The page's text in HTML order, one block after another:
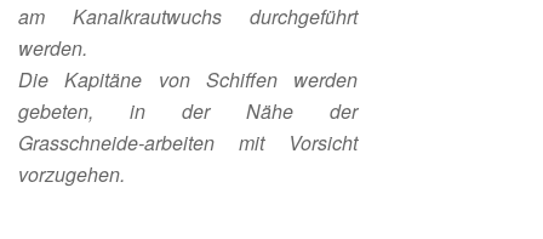
am Kanalkrautwuchs durchgeführt
werden.
Die Kapitäne von Schiffen werden
gebeten, in der Nähe der
Grasschneide-arbeiten mit Vorsicht
vorzugehen.